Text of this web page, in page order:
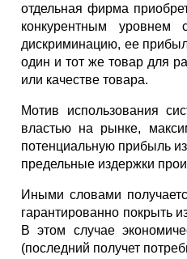
отдельная фирма
конкурентным
дискриминацию, ее
один и тот же товар для
или качестве товара.
Мотив использования
властью на рынке,
потенциальную прибыль
предельные издержки
Иными словами
гарантированно покрыть
В этом случае
(последний получет